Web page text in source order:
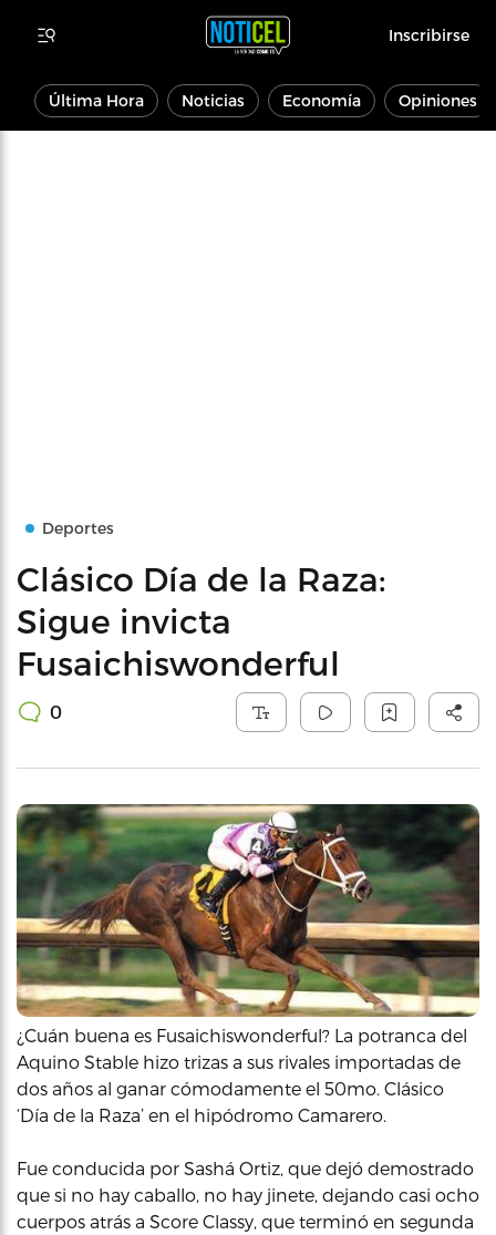
Inscribirse
Última Hora Noticias Economía Opiniones
Deportes
Clásico Día de la Raza:
Sigue invicta
Fusaichiswonderful
0
¿Cuán buena es Fusaichiswonderful? La potranca del
Aquino Stable hizo trizas a sus rivales importadas de
dos años al ganar cómodamente el 50mo. Clásico
‘Día de la Raza’ en el hipódromo Camarero.
Fue conducida por Sashá Ortiz, que dejó demostrado
que si no hay caballo, no hay jinete, dejando casi ocho
cuerpos atrás a Score Classy, que terminó en segunda